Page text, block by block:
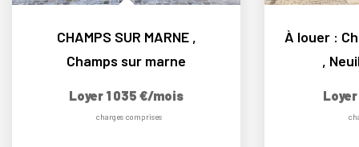
CHAMPS SUR MARNE ,
Champs sur marne
Loyer 1 035 €/mois
charges comprises
,